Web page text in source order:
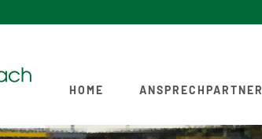
HOME ANSPRECHPARTNER